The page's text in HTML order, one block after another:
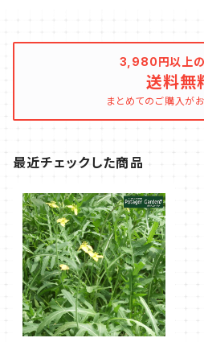
3,980円以上の
送料無
まとめてのご購入が
最近チェックした商品